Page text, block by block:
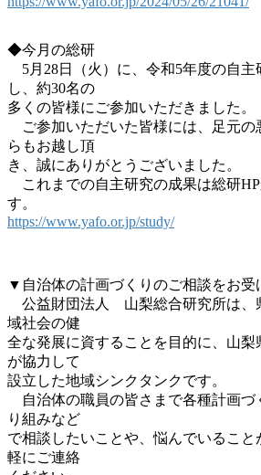
◆今月の総研
5月28日（火）に、令和5年度の自主
し、約30名の
多くの皆様にご参加いただきました。
ご参加いただいた皆様には、足元の
らもお越し頂
き、誠にありがとうございました。
これまでの自主研究の成果は総研
す。
https://www.yafo.or.jp/study/
▼自治体の計画づくりのご相談をお受
公益財団法人 山梨総合研究所は、
域社会の健
全な発展に資することを目的に、山梨
が協力して
設立した地域シンクタンクです。
自治体の職員の皆さまで各種計画づ
り組みなど
で相談したいことや、悩んでいるこ
軽にご連絡